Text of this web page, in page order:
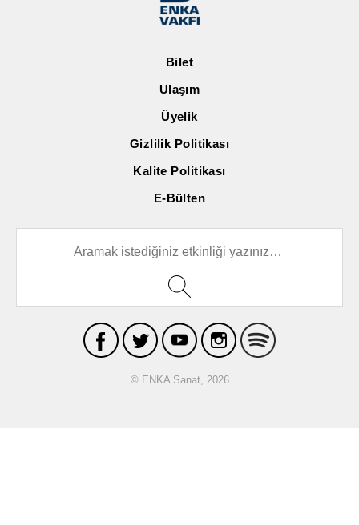
Bilet
Ulaşım
Üyelik
Gizlilik Politikası
Kalite Politikası
E-Bülten
© ENKA Sanat, 2026